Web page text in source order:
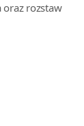
oraz rozstaw